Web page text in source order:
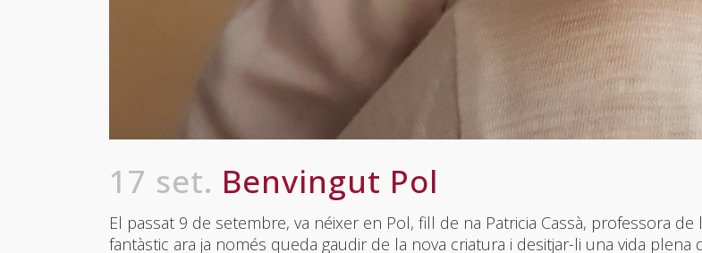
17 set. Benvingut Pol
El passat 9 de setembre, va néixer en Pol, fill de na Patricia Cassà, professora
fantàstic ara ja només queda gaudir de la nova criatura i desitjar-li una vida plena